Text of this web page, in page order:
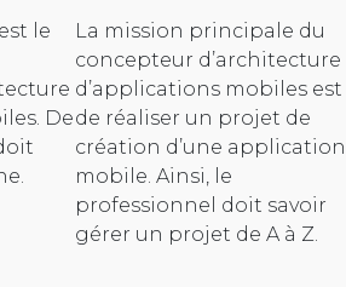
le
De
La mission principale du
concepteur d’architecture
d’applications mobiles est
de réaliser un projet de
création d’une application
mobile. Ainsi, le
professionnel doit savoir
gérer un projet de A à Z.